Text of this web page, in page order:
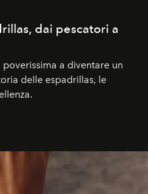
dai pescatori a
a diventare un
delle espadrillas, le